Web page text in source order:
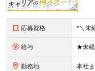
応募資格
給与
勤務地